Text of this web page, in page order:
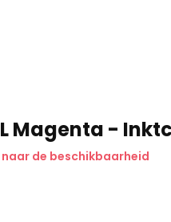
Magenta -
de beschikbaarheid